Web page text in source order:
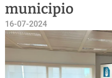
municipio
16-07-2024